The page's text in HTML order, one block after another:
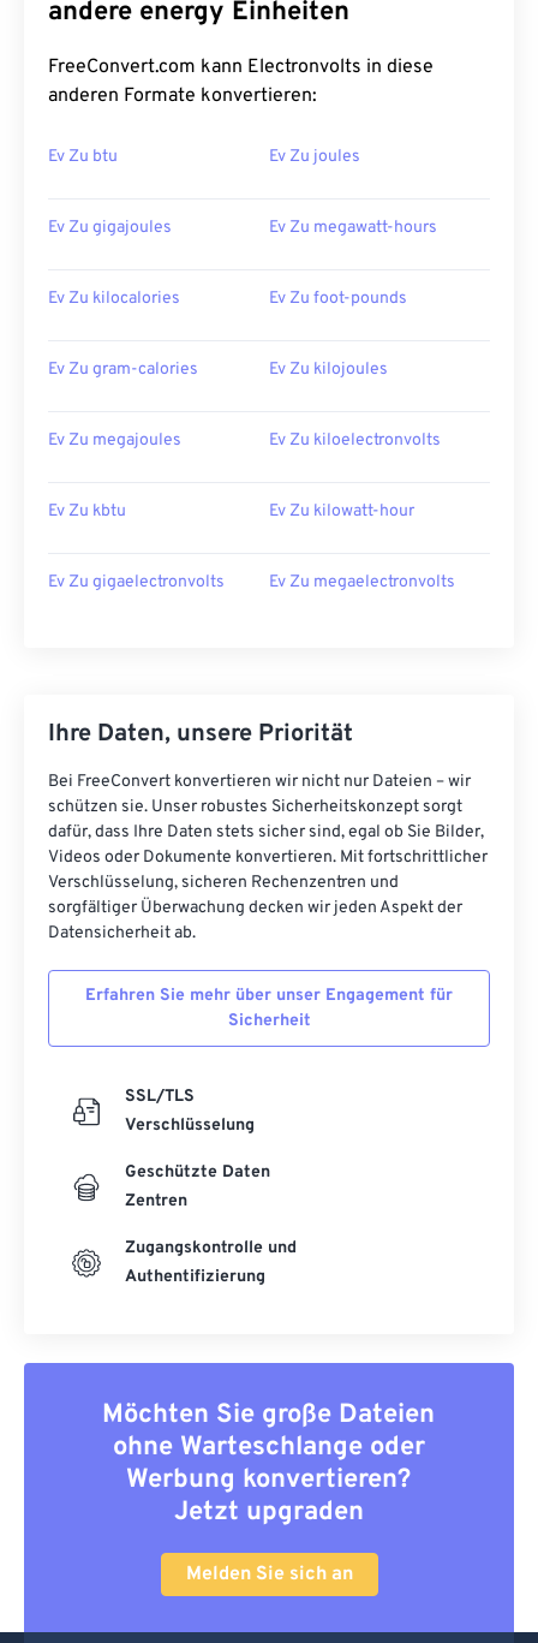
andere energy Einheiten
FreeConvert.com kann Electronvolts in diese
anderen Formate konvertieren:
Ev Zu btu Ev Zu joules
Ev Zu gigajoules Ev Zu megawatt-hours
Ev Zu kilocalories Ev Zu foot-pounds
Ev Zu gram-calories Ev Zu kilojoules
Ev Zu megajoules Ev Zu kiloelectronvolts
Ev Zu kbtu Ev Zu kilowatt-hour
Ev Zu gigaelectronvolts Ev Zu megaelectronvolts
Ihre Daten, unsere Priorität
Bei FreeConvert konvertieren wir nicht nur Dateien – wir
schützen sie. Unser robustes Sicherheitskonzept sorgt
dafür, dass Ihre Daten stets sicher sind, egal ob Sie Bilder,
Videos oder Dokumente konvertieren. Mit fortschrittlicher
Verschlüsselung, sicheren Rechenzentren und
sorgfältiger Überwachung decken wir jeden Aspekt der
Datensicherheit ab.
Erfahren Sie mehr über unser Engagement für
Sicherheit
SSL/TLS
Verschlüsselung
Geschützte Daten
Zentren
Zugangskontrolle und
Authentifizierung
Möchten Sie große Dateien
ohne Warteschlange oder
Werbung konvertieren?
Jetzt upgraden
Melden Sie sich an